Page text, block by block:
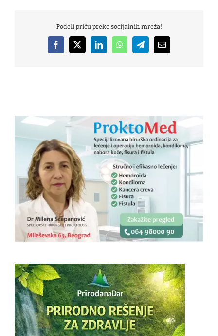
Podeli priču preko socijalnih mreža!
Facebook
X LinkedInWhatsAppTelegramEmail